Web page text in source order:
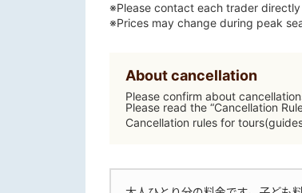
※Please contact each trader
※Prices may change during peak
About cancellation
Please confirm about
Please read the “Cancellation
Cancellation rules for